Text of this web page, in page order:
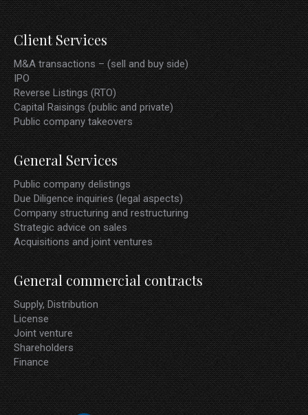
Client Services
M&A transactions – (sell and buy side)
IPO
Reverse Listings (RTO)
Capital Raisings (public and private)
Public company takeovers
General Services
Public company delistings
Due Diligence inquiries (legal aspects)
Company structuring and restructuring
Strategic advice on sales
Acquisitions and joint ventures
General commercial contracts
Supply, Distribution
License
Joint venture
Shareholders
Finance